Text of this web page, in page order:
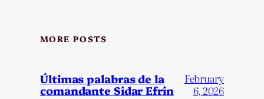
MORE POSTS
Últimas palabras de la
comandante Sîdar Efrîn
February
6, 2026